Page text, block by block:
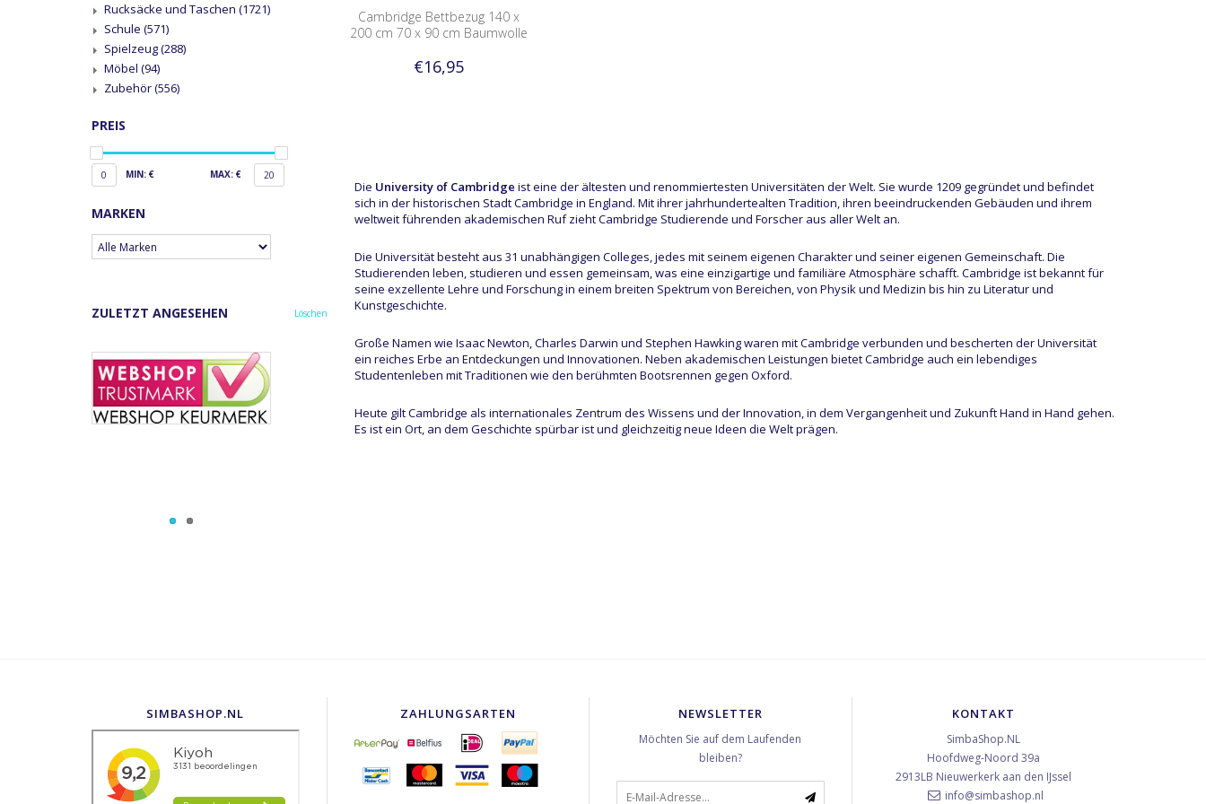
Rucksäcke und Taschen (1721)
Schule (571)
Spielzeug(288)
Möbel (94)
Zubehör(556)
PREIS
0 MIN: € MAX: € 20
MARKEN
ZULETZT ANGESEHEN Löschen
Cambridge Bettbezug 140 x
200 cm 70 x 90 cm Baumwolle
€16,95
Die University of Cambridge ist eine der ältesten und renommiertesten Universitäten der Welt. Sie wurde 1209 gegründet und befindet
sich in der historischen Stadt Cambridge in England. Mit ihrer jahrhundertealten Tradition, ihren beeindruckenden Gebäuden und ihrem
weltweit führenden akademischen Ruf zieht Cambridge Studierende und Forscher aus aller Welt an.
Die Universität besteht aus 31 unabhängigen Colleges, jedes mit seinem eigenen Charakter und seiner eigenen Gemeinschaft. Die
Studierenden leben, studieren und essen gemeinsam, was eine einzigartige und familiäre Atmosphäre schafft. Cambridge ist bekannt für
seine exzellente Lehre und Forschung in einem breiten Spektrum von Bereichen, von Physik und Medizin bis hin zu Literatur und
Kunstgeschichte.
Große Namen wie Isaac Newton, Charles Darwin und Stephen Hawking waren mit Cambridge verbunden und bescherten der Universität
ein reiches Erbe an Entdeckungen und Innovationen. Neben akademischen Leistungen bietet Cambridge auch ein lebendiges
Studentenleben mit Traditionen wie den berühmten Bootsrennen gegen Oxford.
Heute gilt Cambridge als internationales Zentrum des Wissens und der Innovation, in dem Vergangenheit und Zukunft Hand in Hand gehen.
Es ist ein Ort, an dem Geschichte spürbar ist und gleichzeitig neue Ideen die Welt prägen.
SIMBASHOP.NL ZAHLUNGSARTEN NEWSLETTER
Möchten Sie auf dem Laufenden
bleiben?
KONTAKT
SimbaShop.NL
Hoofdweg-Noord 39a
2913LB Nieuwerkerk aan den IJssel
info@simbashop.nl